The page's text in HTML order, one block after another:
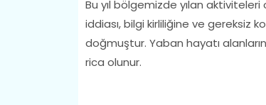
Bu yıl bölgemizde yılan
iddiası, bilgi kirliliğine ve gereksiz
doğmuştur. Yaban hayatı
rica olunur.